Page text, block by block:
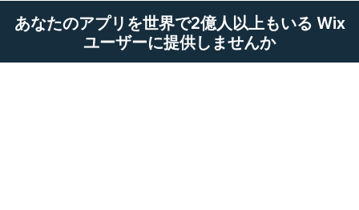
あなたのアプリを世界で2億人以上もいる Wix
ユーザーに提供しませんか